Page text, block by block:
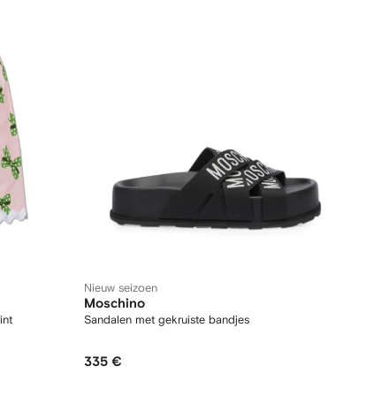
Nieuw seizoen
Moschino
Sandalen met gekruiste bandjes
335 €